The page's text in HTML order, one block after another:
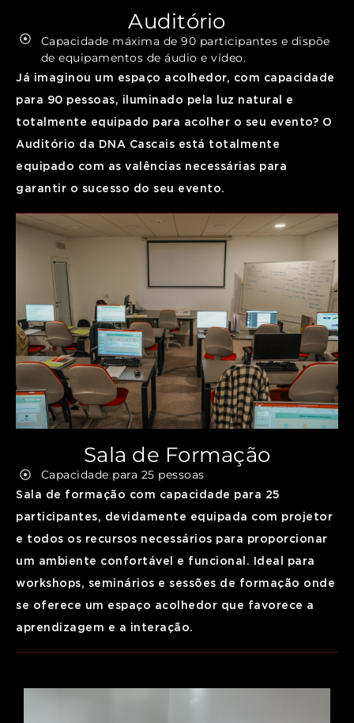
Auditório
Capacidade máxima de 90 participantes e dispõe
de equipamentos de áudio e vídeo.
Já imaginou um espaço acolhedor, com capacidade
para 90 pessoas, iluminado pela luz natural e
totalmente equipado para acolher o seu evento? O
Auditório da DNA Cascais está totalmente
equipado com as valências necessárias para
garantir o sucesso do seu evento.
Sala de Formação
Capacidade para 25 pessoas
Sala de formação com capacidade para 25
participantes, devidamente equipada com projetor
e todos os recursos necessários para proporcionar
um ambiente confortável e funcional. Ideal para
workshops, seminários e sessões de formação onde
se oferece um espaço acolhedor que favorece a
aprendizagem e a interação.